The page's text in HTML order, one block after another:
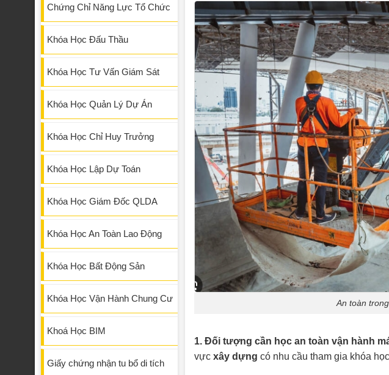
Chứng Chỉ Năng Lực Tổ Chức
Khóa Học Đấu Thầu
Khóa Học Tư Vấn Giám Sát
Khóa Học Quản Lý Dự Án
Khóa Học Chỉ Huy Trưởng
Khóa Học Lập Dự Toán
Khóa Học Giám Đốc QLDA
Khóa Học An Toàn Lao Động
Khóa Học Bất Động Sản
Khóa Học Vận Hành Chung Cư
Khoá Học BIM
Giấy chứng nhận tu bổ di tích
An toàn
1. Đối tượng cần học an toàn vận hành
vực xây dựng có nhu cầu tham gia khóa